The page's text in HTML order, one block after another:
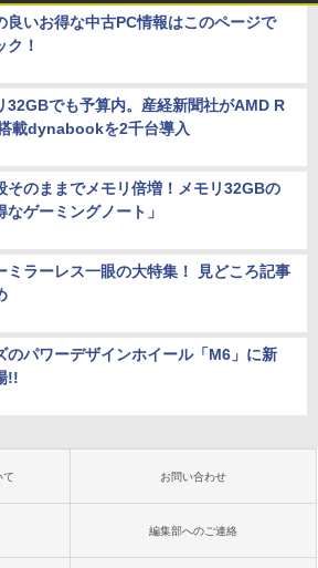
良いお得な中古PC情報はこのページで
ク！
32GBでも予算内。産経新聞社がAMD R
載dynabookを2千台導入
そのままでメモリ倍増！メモリ32GBの
なゲーミングノート」
ミラーレス一眼の大特集！ 見どころ記事
のパワーデザインホイール「M6」に新
!!
て お問い合わせ
編集部へのご連絡